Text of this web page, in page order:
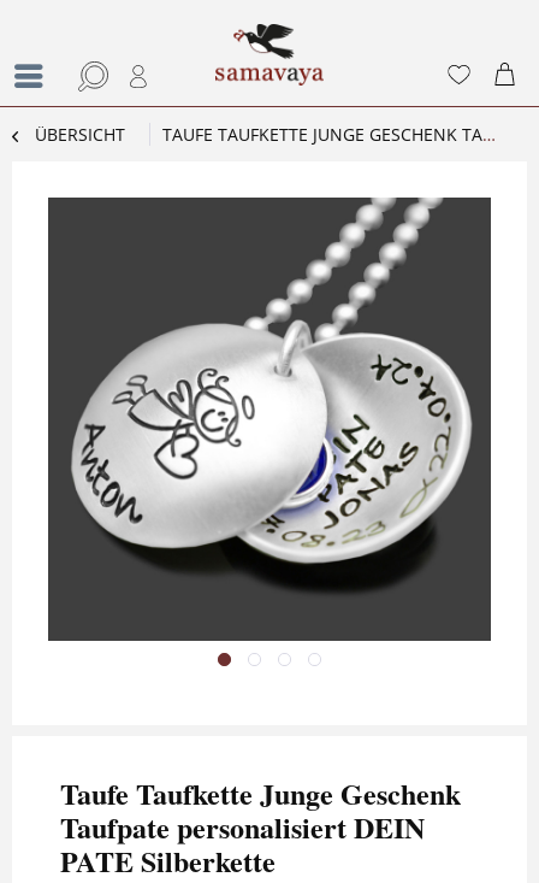
ÜBERSICHT TAUFE TAUFKETTE JUNGE GESCHENK TAUFPATE PERSONALISIERT DEIN PATE SILBERKETTE
Taufe Taufkette Junge Geschenk
Taufpate personalisiert DEIN
PATE Silberkette